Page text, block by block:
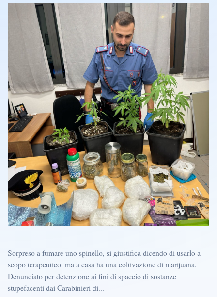
Sorpreso a fumare uno spinello, si giustifica dicendo di usarlo a
scopo terapeutico, ma a casa ha una coltivazione di marijuana.
Denunciato per detenzione ai fini di spaccio di sostanze
stupefacenti dai Carabinieri di...